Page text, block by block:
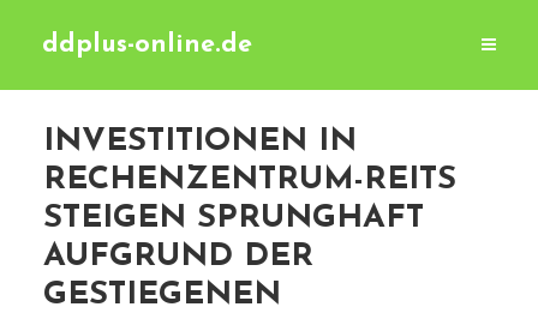
ddplus-online.de
INVESTITIONEN IN
RECHENZENTRUM-REITS
STEIGEN SPRUNGHAFT
AUFGRUND DER
GESTIEGENEN